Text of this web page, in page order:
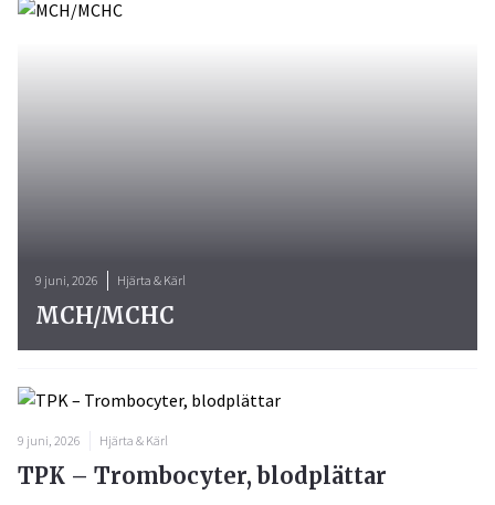
9 juni, 2026 Hjärta & Kärl
MCH/MCHC
9 juni, 2026 Hjärta & Kärl
TPK – Trombocyter, blodplättar